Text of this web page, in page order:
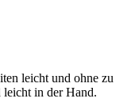
leicht und ohne zu
leicht in der Hand.